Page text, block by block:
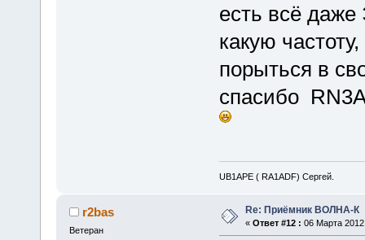
есть всё
какую
порыться в
спасибо
UB1APE ( RA1ADF) Сергей.
r2bas
Ветеран
Re: Приёмник ВОЛНА-К
« Ответ #12 : 06 Марта